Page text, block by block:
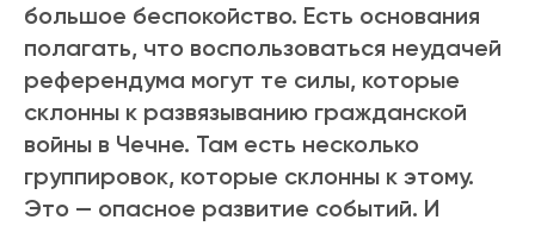
большое беспокойство. Есть основания
полагать, что воспользоваться неудачей
референдума могут те силы, которые
склонны к развязыванию гражданской
войны в Чечне. Там есть несколько
группировок, которые склонны к этому.
Это — опасное развитие событий. И